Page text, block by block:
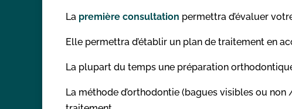
La première consultation permettra d’évaluer
Elle permettra d’établir un plan de traitement en
La plupart du temps une préparation
La méthode d’orthodontie (bagues visibles ou